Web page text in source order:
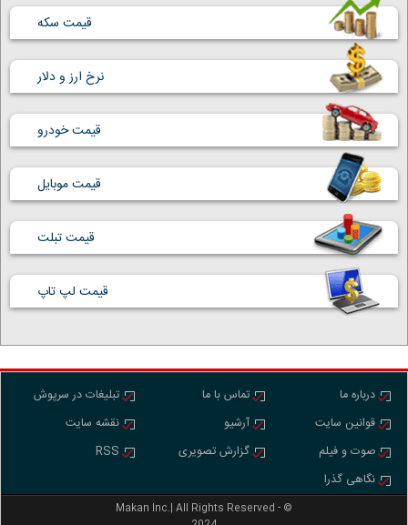
قیمت سکه
نرخ ارز و دلار
قیمت خودرو
قیمت موبایل
قیمت تبلت
قیمت لپ تاپ
درباره ما
قوانین سایت
صوت و فیلم
نگاهی گذرا
تماس با ما
آرشیو
گزارش تصویری
تبلیغات در سرپوش
نقشه سایت
RSS
Makan Inc.‎‎‎| All Rights Reserved - ©